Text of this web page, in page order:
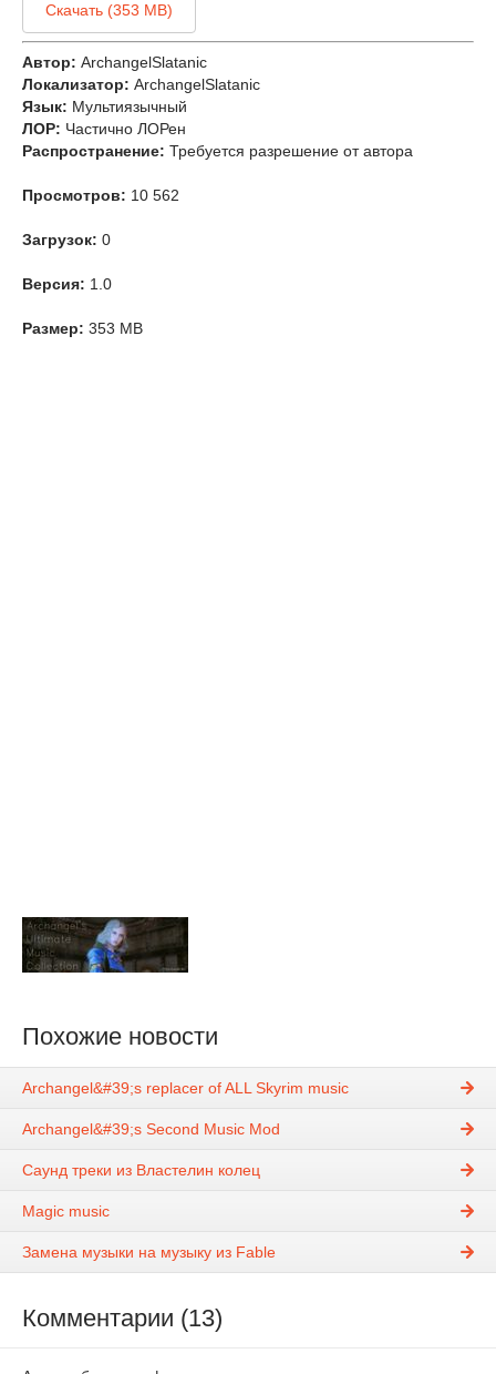
Скачать (353 MB)
Автор: ArchangelSlatanic
Локализатор: ArchangelSlatanic
Язык: Мультиязычный
ЛОР: Частично ЛОРен
Распространение: Требуется разрешение от автора
Просмотров: 10 562
Загрузок: 0
Версия: 1.0
Размер: 353 MB
Похожие новости
Archangel&#39;s replacer of ALL Skyrim music
Archangel&#39;s Second Music Mod
Саунд треки из Властелин колец
Magic music
Замена музыки на музыку из Fable
Комментарии (13)